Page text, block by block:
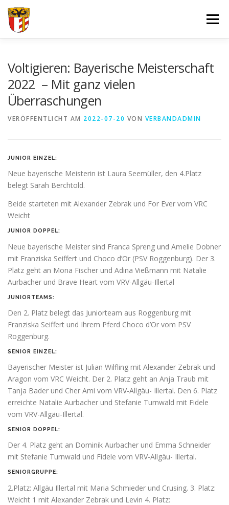
Zum
Inhalt
springen
Menü
JUGEND
Voltigieren: Bayerische Meisterschaft
2022 – Mit ganz vielen
Überraschungen
VERÖFFENTLICHT AM 2022-07-20 VON VERBANDADMIN
JUNIOR EINZEL:
Neue bayerische Meisterin ist Laura Seemüller, den 4.Platz
belegt Sarah Berchtold.
Beide starteten mit Alexander Zebrak und For Ever vom VRC
Weicht
JUNIOR DOPPEL:
Neue bayerische Meister sind Franca Spreng und Amelie Dobner
mit Franziska Seiffert und Choco d’Or (PSV Roggenburg). Der 3.
Platz geht an Mona Fischer und Adina Vießmann mit Natalie
Aurbacher und Brave Heart vom VRV-Allgäu-Illertal
JUNIORTEAMS:
Den 2. Platz belegt das Juniorteam aus Roggenburg mit
Franziska Seiffert und Ihrem Pferd Choco d’Or vom PSV
Roggenburg.
SENIOR EINZEL:
Bayerischer Meister ist Julian Wilfling mit Alexander Zebrak und
Aragon vom VRC Weicht. Der 2. Platz geht an Anja Traub mit
Tanja Bader und Cher Ami vom VRV-Allgäu- Illertal. Den 6. Platz
erreichte Natalie Aurbacher und Stefanie Turnwald mit Fidele
vom VRV-Allgäu-Illertal.
SENIOR DOPPEL:
Der 4. Platz geht an Dominik Aurbacher und Emma Schneider
mit Stefanie Turnwald und Fidele vom VRV-Allgäu- Illertal.
SENIORGRUPPE:
2.Platz: Allgäu Illertal mit Maria Schmieder und Crusing. 3. Platz:
Weicht 1 mit Alexander Zebrak und Levin 4. Platz: